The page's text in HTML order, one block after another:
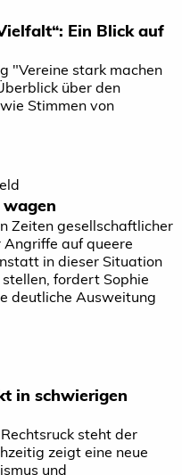
Ein Blick auf
"Vereine stark machen
über den
Stimmen von
wagen
Zeiten gesellschaftlicher
Angriffe auf queere
in dieser Situation
fordert Sophie
deutliche Ausweitung
in schwierigen
steht der
zeigt eine neue
und